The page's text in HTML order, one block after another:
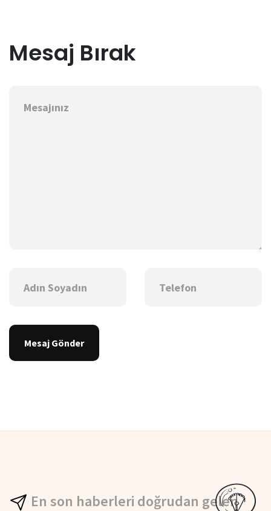
Mesaj Bırak
Mesaj Gönder
En son haberleri doğrudan gelen